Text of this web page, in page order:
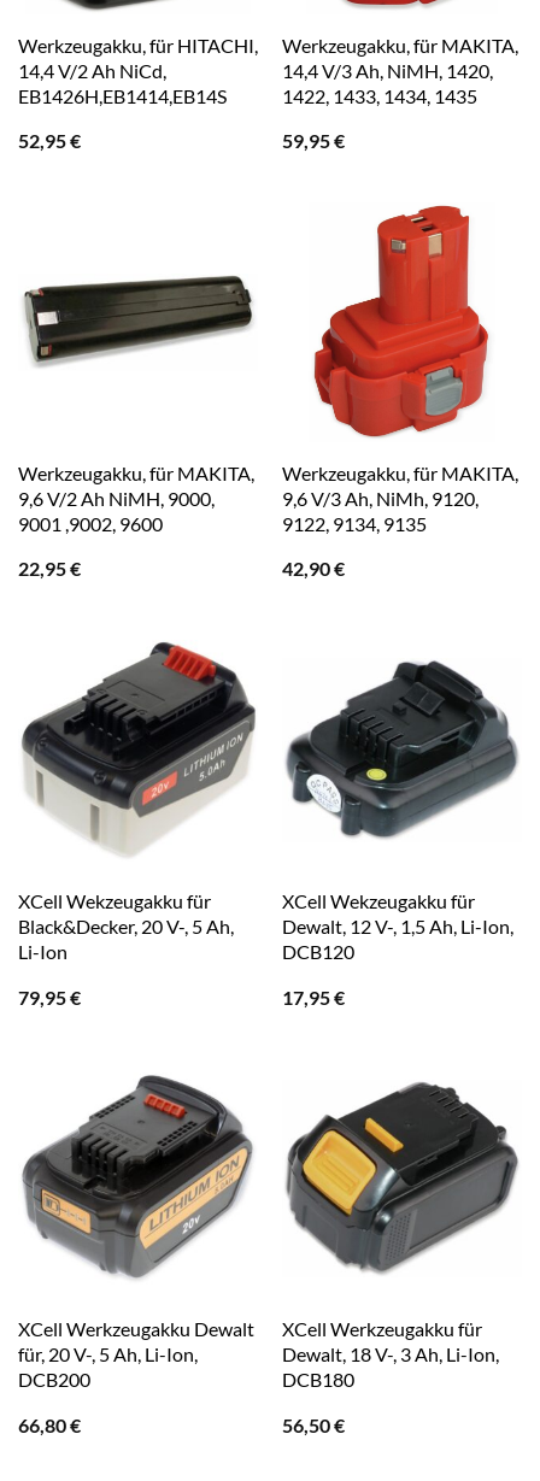
Werkzeugakku, für HITACHI,
14,4 V/2 Ah NiCd,
EB1426H,EB1414,EB14S
52,95€
Werkzeugakku, für MAKITA,
14,4 V/3 Ah, NiMH, 1420,
1422, 1433, 1434, 1435
59,95€
Werkzeugakku, für MAKITA,
9,6 V/2 Ah NiMH, 9000,
9001 ,9002, 9600
22,95€
Werkzeugakku, für MAKITA,
9,6 V/3 Ah, NiMh, 9120,
9122, 9134, 9135
42,90€
XCell Wekzeugakku für
Black&Decker, 20 V-, 5 Ah,
Li-Ion
79,95€
XCell Wekzeugakku für
Dewalt, 12 V-, 1,5 Ah, Li-Ion,
DCB120
17,95€
XCell Werkzeugakku Dewalt
für, 20 V-, 5 Ah, Li-Ion,
DCB200
66,80€
XCell Werkzeugakku für
Dewalt, 18 V-, 3 Ah, Li-Ion,
DCB180
56,50€